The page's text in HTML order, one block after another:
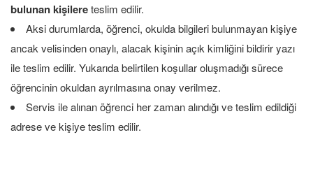
bulunan kişilereteslim edilir.
Aksi durumlarda, öğrenci, okulda bilgileri bulunmayan kişiye
ancak velisinden onaylı, alacak kişinin açık kimliğini bildirir yazı
ile teslim edilir. Yukarıda belirtilen koşullar oluşmadığı sürece
öğrencinin okuldan ayrılmasına onay verilmez.
Servis ile alınan öğrenci her zaman alındığı ve teslim edildiği
adrese ve kişiye teslim edilir.